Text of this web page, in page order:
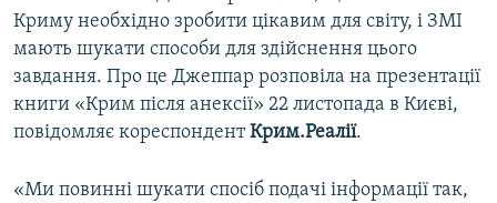
Усі сайти RFE/RL
Криму необхідно зробити цікавим для світу, і ЗМІ
мають шукати способи для здійснення цього
завдання. Про це Джеппар розповіла на презентації
книги «Крим після анексії» 22 листопада в Києві,
повідомляє кореспондентКрим.Реалії.
«Ми повинні шукати спосіб подачі інформації так,